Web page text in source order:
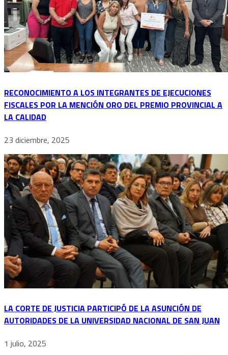
RECONOCIMIENTO A LOS INTEGRANTES DE EJECUCIONES
FISCALES POR LA MENCIÓN ORO DEL PREMIO PROVINCIAL A
LA CALIDAD
23 diciembre, 2025
LA CORTE DE JUSTICIA PARTICIPÓ DE LA ASUNCIÓN DE
AUTORIDADES DE LA UNIVERSIDAD NACIONAL DE SAN JUAN
1 julio, 2025